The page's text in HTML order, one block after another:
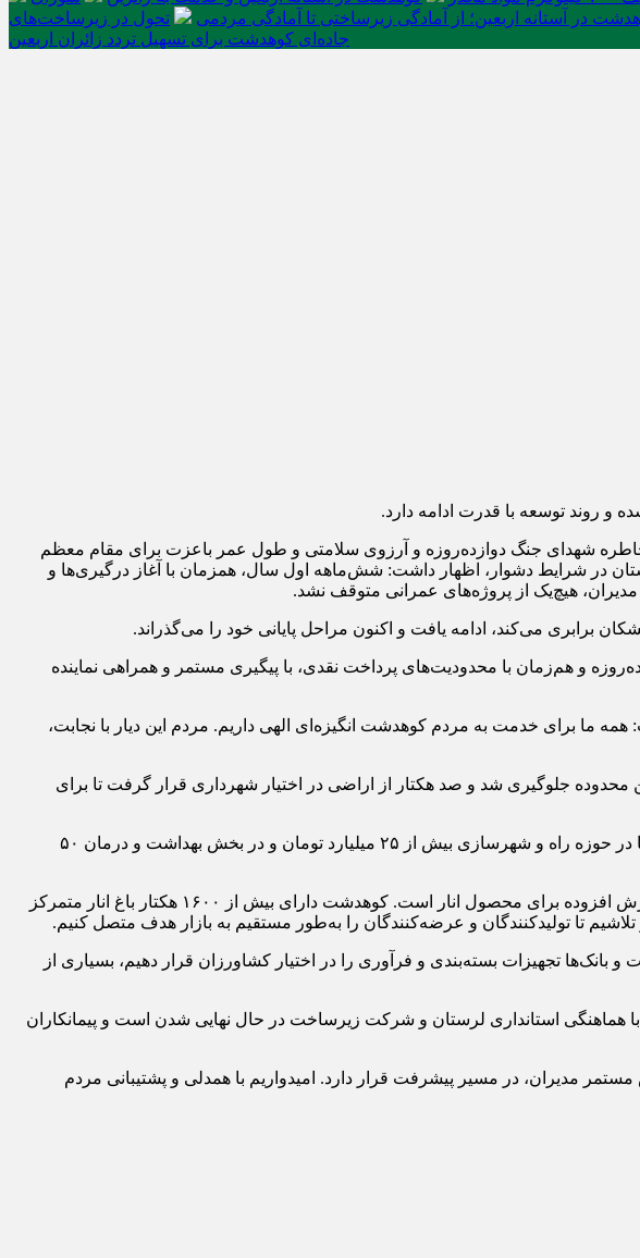
در آستانه اربعین؛ از آمادگی زیرساختی تا آمادگی مردمی
تحول در زیرساخت‌های
جاده‌ای کوهدشت برای تسهیل تردد زائران اربعین
روند توسعه با قدرت ادامه دارد.
شهدای جنگ دوازده‌روزه و آرزوی سلامتی و طول عمر باعزت برای مقام معظم
در شرایط دشوار، اظهار داشت: شش‌ماهه اول سال، همزمان با آغاز درگیری‌ها و
هیچ‌یک از پروژه‌های عمرانی متوقف نشد.
برابری می‌کند، ادامه یافت و اکنون مراحل پایانی خود را می‌گذراند.
و هم‌زمان با محدودیت‌های پرداخت نقدی، با پیگیری مستمر و همراهی نماینده
برای خدمت به مردم کوهدشت انگیزه‌ای الهی داریم. مردم این دیار با نجابت،
جلوگیری شد و صد هکتار از اراضی در اختیار شهرداری قرار گرفت تا برای
فرماندار کوهدشت همچنین از تلاش‌های نماینده شهرستان در جذب اعتبارات حوزه راه و بهداشت قدردانی و افزود: تنها در حوزه راه و شهرسازی بیش از ۲۵ میلیارد تومان و در بخش بهداشت و درمان ۵۰
ناصری با اشاره به جشنواره انار کونانی، عنوان کرد: هدف ما معرفی ظرفیت‌های کشاورزی منطقه و ایجاد زنجیره ارزش افزوده برای محصول انار است. کوهدشت دارای بیش از ۱۶۰۰ هکتار باغ انار متمرکز
تا تولیدکنندگان و عرضه‌کنندگان را به‌طور مستقیم به بازار هدف متصل کنیم.
و بانک‌ها تجهیزات بسته‌بندی و فرآوری را در اختیار کشاورزان قرار دهیم، بسیاری از
هماهنگی استانداری لرستان و شرکت زیرساخت در حال نهایی شدن است و پیمانکاران
مدیران، در مسیر پیشرفت قرار دارد. امیدواریم با همدلی و پشتیبانی مردم